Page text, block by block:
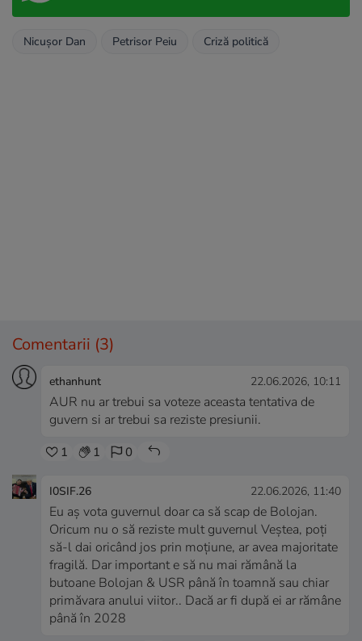
Nicușor Dan Petrisor Peiu Criză politică
Comentarii (3)
ethanhunt 22.06.2026, 10:11
AUR nu ar trebui sa voteze aceasta tentativa de
guvern si ar trebui sa reziste presiunii.
1 1 0
I0SIF.26 22.06.2026, 11:40
Eu aș vota guvernul doar ca să scap de Bolojan.
Oricum nu o să reziste mult guvernul Veștea, poți
să-l dai oricând jos prin moțiune, ar avea majoritate
fragilă. Dar important e să nu mai rămână la
butoane Bolojan & USR până în toamnă sau chiar
primăvara anului viitor.. Dacă ar fi după ei ar rămâne
până în 2028